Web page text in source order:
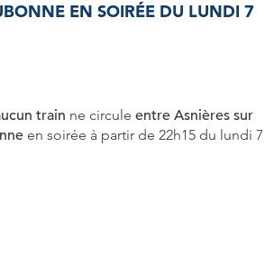
EN SOIRÉE DU LUNDI 7
train ne circule entre Asnières sur
en soirée à partir de 22h15 du lundi 7